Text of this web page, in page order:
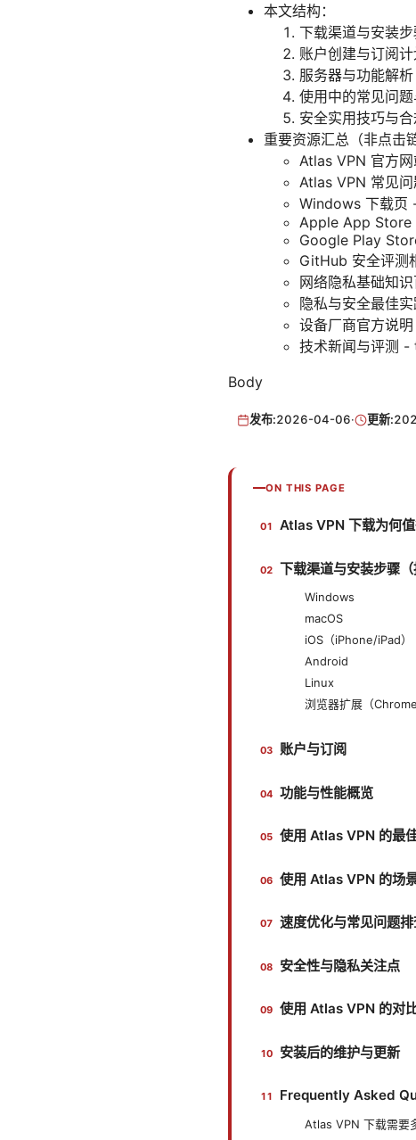
本文结构：
下载渠道与安装
账户创建与订阅
服务器与功能解
使用中的常见问
安全实用技巧与
重要资源汇总（非点击
Atlas VPN 官方
Atlas VPN 常见
Windows 下载
Apple App
Google Play
GitHub 安全评测
网络隐私基础知
隐私与安全最佳
设备厂商官方说
技术新闻与评测
Body
发布:2026-04-06· 更新:
ON THIS PAGE
Atlas VPN 下载为何
下载渠道与安装步骤（
Windows
macOS
iOS（iPhone/iPad）
Android
Linux
浏览器扩展（
账户与订阅
功能与性能概览
使用 Atlas VPN 的最
使用 Atlas VPN 的场
速度优化与常见问题
安全性与隐私关注点
使用 Atlas VPN 的对
安装后的维护与更新
Frequently Asked
Atlas VPN 下载需要